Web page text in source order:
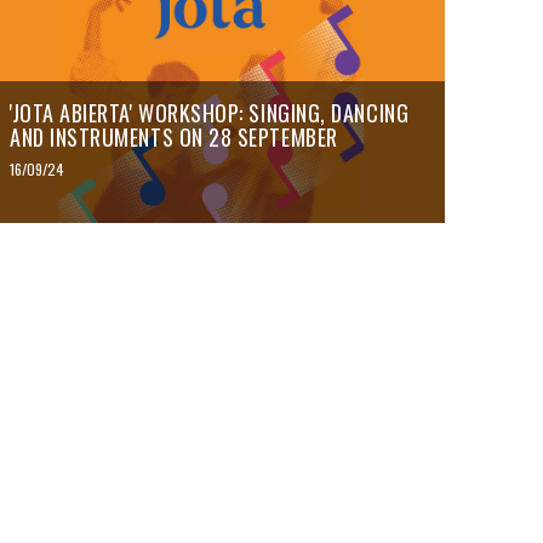
'JOTA ABIERTA' WORKSHOP: SINGING, DANCING
AND INSTRUMENTS ON 28 SEPTEMBER
16/09/24